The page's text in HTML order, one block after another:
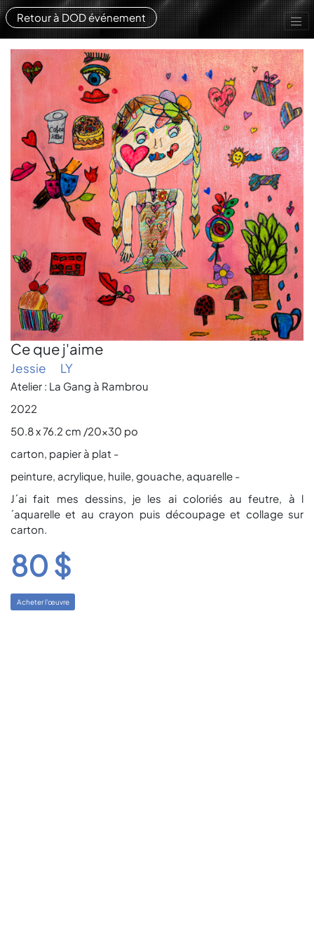
Retour à DOD événement
Ce que j'aime
Jessie LY
Atelier : La Gang à Rambrou
2022
50.8 x 76.2 cm /20x30 po
carton, papier à plat -
peinture, acrylique, huile, gouache, aquarelle -
J´ai fait mes dessins, je les ai coloriés au feutre, à l
´aquarelle et au crayon puis découpage et collage sur
carton.
80 $
Acheter l'œuvre